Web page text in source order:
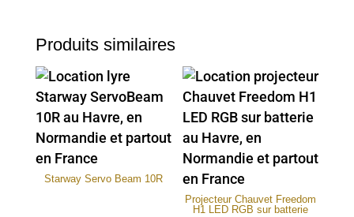
Produits similaires
Starway Servo Beam 10R
Projecteur Chauvet Freedom
H1 LED RGB sur batterie